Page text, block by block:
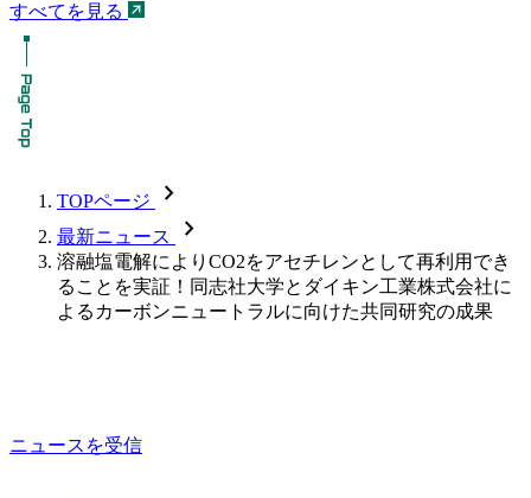
すべてを見る
TOPページ chevron_forward
最新ニュース chevron_forward
溶融塩電解によりCO2をアセチレンとして再利用でき
ることを実証！同志社大学とダイキン工業株式会社に
よるカーボンニュートラルに向けた共同研究の成果
ニュースを受信